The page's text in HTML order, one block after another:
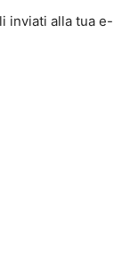
inviati alla tua e-